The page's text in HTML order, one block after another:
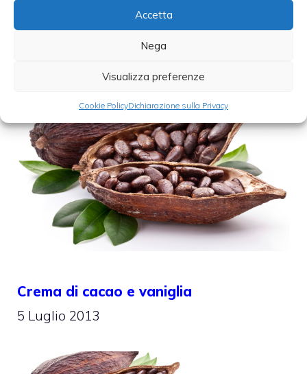
Accetta
Nega
Visualizza preferenze
Cookie PolicyDichiarazione sulla Privacy
Crema di cacao e vaniglia
5 Luglio 2013